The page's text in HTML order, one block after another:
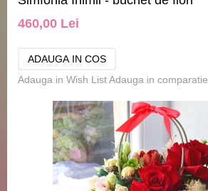
460,00 Lei
Adauga in Wish ListAdauga in comparatie